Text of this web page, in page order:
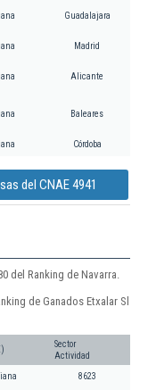
Guadalajara
Madrid
Alicante
Baleares
Córdoba
del CNAE 4941
del Ranking de Navarra.
de Ganados Etxalar Sl
Sector
Actividad
8623